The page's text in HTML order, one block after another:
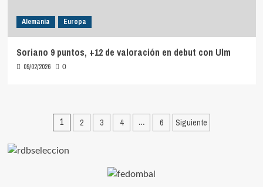
Alemania Europa
Soriano 9 puntos, +12 de valoración en debut con Ulm
09/02/2026 0
Paginación
de
entradas
1 2 3 4 … 6 Siguiente